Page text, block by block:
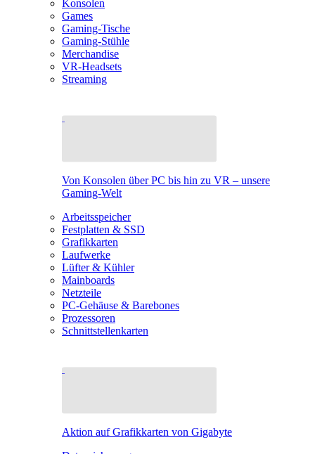
Konsolen
Games
Gaming-Tische
Gaming-Stühle
Merchandise
VR-Headsets
Streaming
Von Konsolen über PC bis hin zu VR – unsere
Gaming-Welt
Arbeitsspeicher
Festplatten & SSD
Grafikkarten
Laufwerke
Lüfter & Kühler
Mainboards
Netzteile
PC-Gehäuse & Barebones
Prozessoren
Schnittstellenkarten
Aktion auf Grafikkarten von Gigabyte